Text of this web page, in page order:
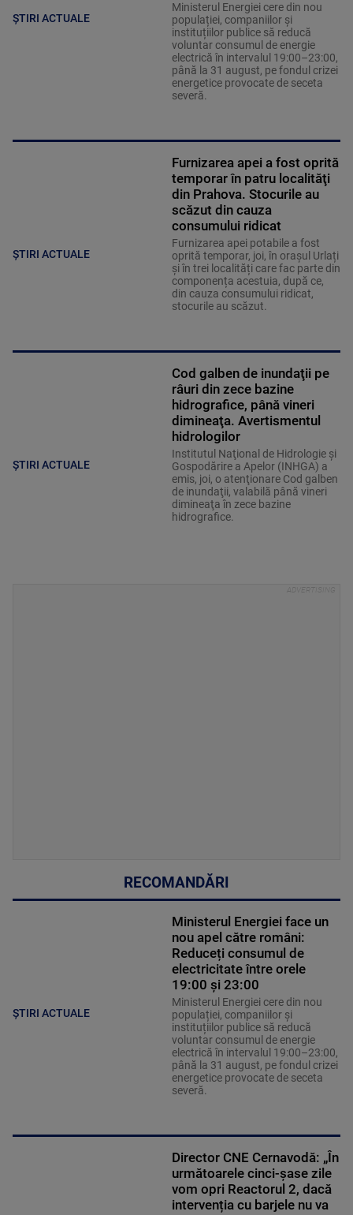
ȘTIRI ACTUALE
Ministerul Energiei cere din nou
populației, companiilor și
instituțiilor publice să reducă
voluntar consumul de energie
electrică în intervalul 19:00–23:00,
până la 31 august, pe fondul crizei
energetice provocate de seceta
severă.
ȘTIRI ACTUALE
Furnizarea apei a fost oprită
temporar în patru localităţi
din Prahova. Stocurile au
scăzut din cauza
consumului ridicat
Furnizarea apei potabile a fost
oprită temporar, joi, în orașul Urlați
și în trei localități care fac parte din
componența acestuia, după ce,
din cauza consumului ridicat,
stocurile au scăzut.
ȘTIRI ACTUALE
Cod galben de inundaţii pe
râuri din zece bazine
hidrografice, până vineri
dimineaţa. Avertismentul
hidrologilor
Institutul Naţional de Hidrologie şi
Gospodărire a Apelor (INHGA) a
emis, joi, o atenţionare Cod galben
de inundaţii, valabilă până vineri
dimineaţa în zece bazine
hidrografice.
RECOMANDĂRI
ȘTIRI ACTUALE
Ministerul Energiei face un
nou apel către români:
Reduceți consumul de
electricitate între orele
19:00 și 23:00
Ministerul Energiei cere din nou
populației, companiilor și
instituțiilor publice să reducă
voluntar consumul de energie
electrică în intervalul 19:00–23:00,
până la 31 august, pe fondul crizei
energetice provocate de seceta
severă.
Director CNE Cernavodă: „În
următoarele cinci-șase zile
vom opri Reactorul 2, dacă
intervenția cu barjele nu va